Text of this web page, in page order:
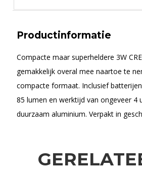
Productinformatie
Compacte maar superheldere 3W
gemakkelijk overal mee naartoe te
compacte formaat. Inclusief
85 lumen en werktijd van ongeveer 4
duurzaam aluminium. Verpakt in